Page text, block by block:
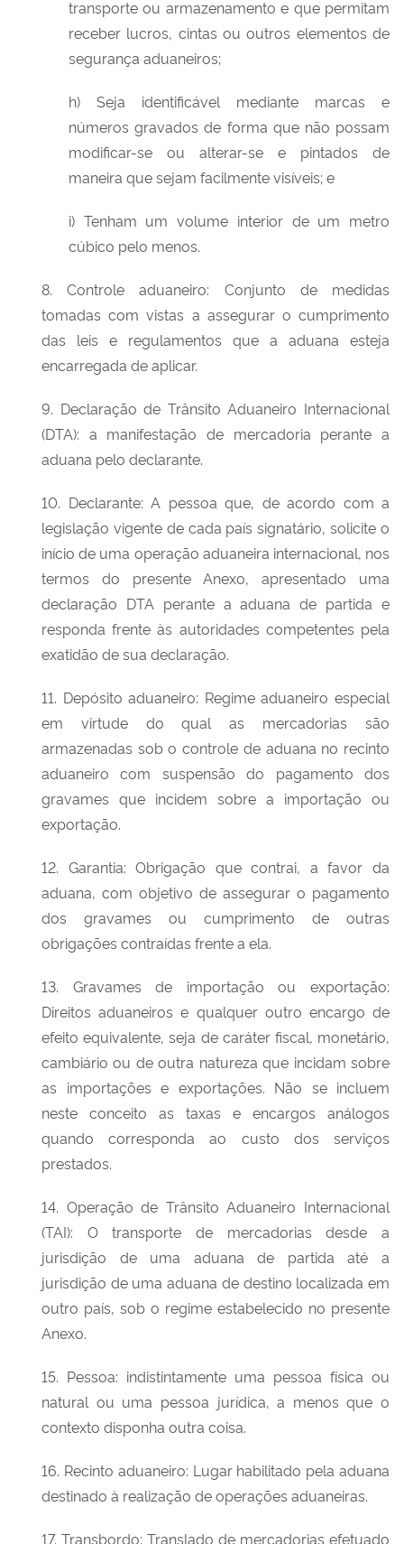
transporte ou armazenamento e que permitam
receber lucros, cintas ou outros elementos de
segurança aduaneiros;
h) Seja identificável mediante marcas e
números gravados de forma que não possam
modificar-se ou alterar-se e pintados de
maneira que sejam facilmente visíveis; e
i) Tenham um volume interior de um metro
cúbico pelo menos.
8. Controle aduaneiro: Conjunto de medidas
tomadas com vistas a assegurar o cumprimento
das leis e regulamentos que a aduana esteja
encarregada de aplicar.
9. Declaração de Trânsito Aduaneiro Internacional
(DTA): a manifestação de mercadoria perante a
aduana pelo declarante.
10. Declarante: A pessoa que, de acordo com a
legislação vigente de cada país signatário, solicite o
início de uma operação aduaneira internacional, nos
termos do presente Anexo, apresentado uma
declaração DTA perante a aduana de partida e
responda frente às autoridades competentes pela
exatidão de sua declaração.
11. Depósito aduaneiro: Regime aduaneiro especial
em virtude do qual as mercadorias são
armazenadas sob o controle de aduana no recinto
aduaneiro com suspensão do pagamento dos
gravames que incidem sobre a importação ou
exportação.
12. Garantia: Obrigação que contrai, a favor da
aduana, com objetivo de assegurar o pagamento
dos gravames ou cumprimento de outras
obrigações contraídas frente a ela.
13. Gravames de importação ou exportação:
Direitos aduaneiros e qualquer outro encargo de
efeito equivalente, seja de caráter fiscal, monetário,
cambiário ou de outra natureza que incidam sobre
as importações e exportações. Não se incluem
neste conceito as taxas e encargos análogos
quando corresponda ao custo dos serviços
prestados.
14. Operação de Trânsito Aduaneiro Internacional
(TAI): O transporte de mercadorias desde a
jurisdição de uma aduana de partida até a
jurisdição de uma aduana de destino localizada em
outro país, sob o regime estabelecido no presente
Anexo.
15. Pessoa: indistintamente uma pessoa física ou
natural ou uma pessoa jurídica, a menos que o
contexto disponha outra coisa.
16. Recinto aduaneiro: Lugar habilitado pela aduana
destinado à realização de operações aduaneiras.
17. Transbordo: Translado de mercadorias efetuado